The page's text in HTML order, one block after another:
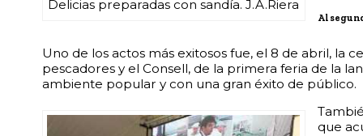
Delicias preparadas con sandía. J.A.Riera
Al
Uno de los actos más exitosos fue, el 8 de abril, la
pescadores y el Consell, de la primera feria de la
ambiente popular y con una gran éxito de público.
que